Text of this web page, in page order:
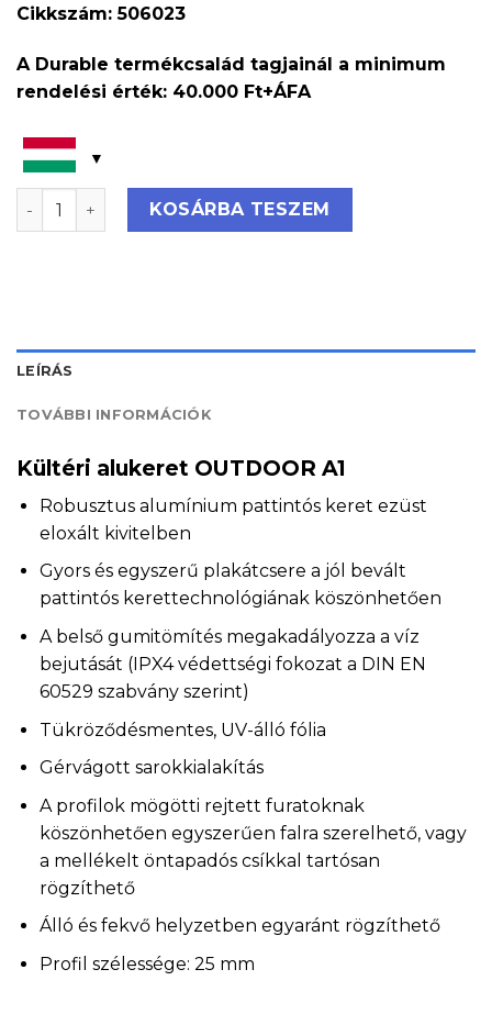
Cikkszám: 506023
A Durable termékcsalád tagjainál a minimum
rendelési érték: 40.000 Ft+ÁFA
Kültéri alukeret OUTDOOR A1 mennyiség
KOSÁRBA TESZEM
LEÍRÁS
TOVÁBBI INFORMÁCIÓK
Kültéri alukeret OUTDOOR A1
Robusztus alumínium pattintós keret ezüst
eloxált kivitelben
Gyors és egyszerű plakátcsere a jól bevált
pattintós kerettechnológiának köszönhetően
A belső gumitömítés megakadályozza a víz
bejutását (IPX4 védettségi fokozat a DIN EN
60529 szabvány szerint)
Tükröződésmentes, UV-álló fólia
Gérvágott sarokkialakítás
A profilok mögötti rejtett furatoknak
köszönhetően egyszerűen falra szerelhető, vagy
a mellékelt öntapadós csíkkal tartósan
rögzíthető
Álló és fekvő helyzetben egyaránt rögzíthető
Profil szélessége: 25 mm